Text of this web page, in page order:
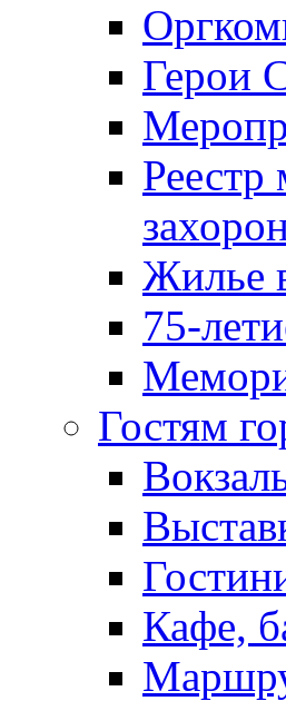
Герои
Жилье
75-
Гостям
Кафе,